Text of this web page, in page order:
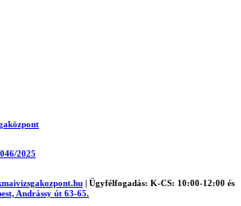
2025
Ügyfélfogadás: K-CS: 10:00-12:00 és
Andrássy út 63-65.